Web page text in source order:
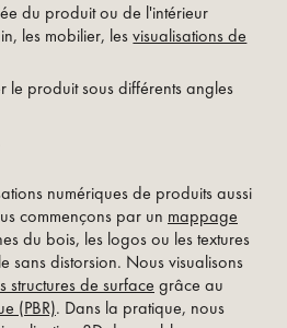
du produit ou de l'intérieur
les mobilier, lesvisualisations de
le produit sous différents angles
numériques de produits aussi
commençons par un mappage
du bois, les logos ou les textures
sans distorsion. Nous visualisons
structures de surface grâce au
(PBR). Dans la pratique, nous